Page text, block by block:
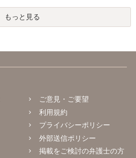
もっと見る
ご意見・ご要望
利用規約
プライバシーポリシー
外部送信ポリシー
掲載をご検討の弁護士の方